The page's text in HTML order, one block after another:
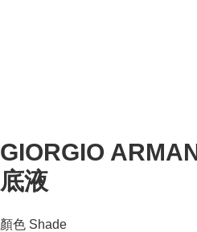
GIORGIO
底液
顏色 Shade